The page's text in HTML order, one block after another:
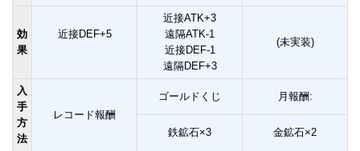
効
果
近接DEF+5
近接ATK+3
遠隔ATK-1
近接DEF-1
遠隔DEF+3
(未実装)
入
手
方
法
レコード報酬
ゴールドくじ 月報酬:
鉄鉱石×3 金鉱石×2